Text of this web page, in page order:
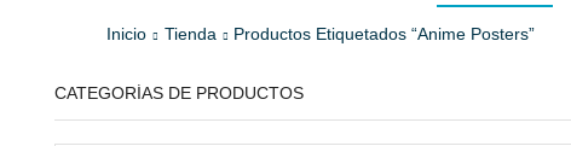
Inicio Tienda Productos Etiquetados “anime Posters”
CATEGORÍAS DE PRODUCTOS